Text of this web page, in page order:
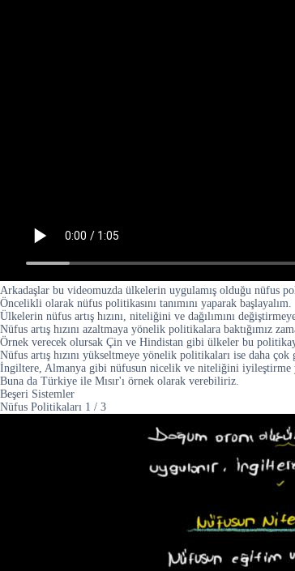
Arkadaşlar bu videomuzda ülkelerin uygulamış olduğu nüfus
Öncelikli olarak nüfus politikasını tanımını yaparak başlayalım.
Ülkelerin nüfus artış hızını, niteliğini ve dağılımını
Nüfus artış hızını azaltmaya yönelik politikalara baktığımız
Örnek verecek olursak Çin ve Hindistan gibi ülkeler bu
Nüfus artış hızını yükseltmeye yönelik politikaları ise daha
İngiltere, Almanya gibi nüfusun nicelik ve niteliğini iyileştirme
Buna da Türkiye ile Mısır'ı örnek olarak verebiliriz.
Beşeri Sistemler
Nüfus Politikaları 1 / 3